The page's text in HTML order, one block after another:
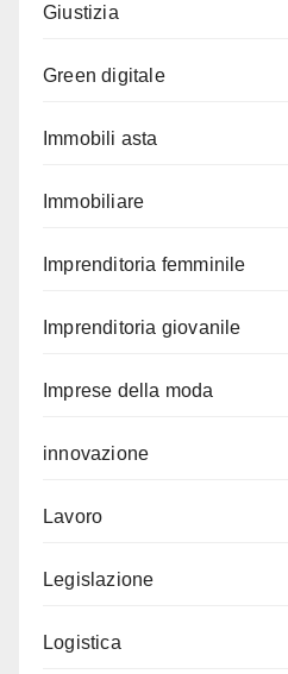
Giustizia
Green digitale
Immobili asta
Immobiliare
Imprenditoria femminile
Imprenditoria giovanile
Imprese della moda
innovazione
Lavoro
Legislazione
Logistica